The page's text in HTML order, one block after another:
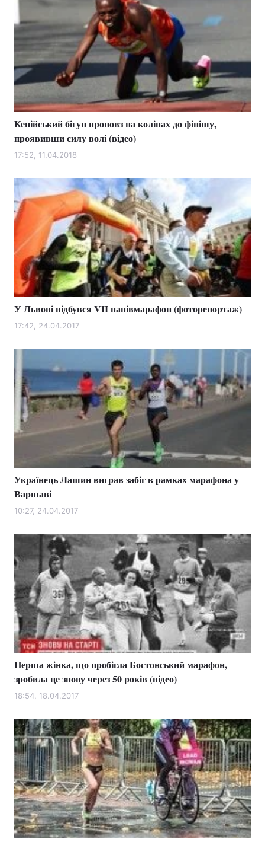
Кенійський бігун проповз на колінах до фінішу,
проявивши силу волі (відео)
17:52, 11.04.2018
У Львові відбувся VII напівмарафон (фоторепортаж)
17:42, 24.04.2017
Українець Лашин виграв забіг в рамках марафона у
Варшаві
10:27, 24.04.2017
Перша жінка, що пробігла Бостонський марафон,
зробила це знову через 50 років (відео)
18:54, 18.04.2017